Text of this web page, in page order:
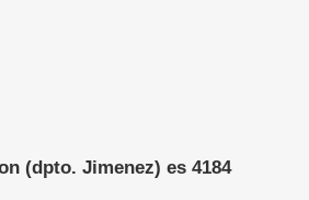
(dpto. Jimenez) es 4184